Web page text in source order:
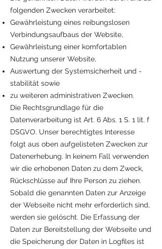
folgenden Zwecken verarbeitet:
Gewährleistung eines reibungslosen
Verbindungsaufbaus der Website,
Gewährleistung einer komfortablen
Nutzung unserer Website,
Auswertung der Systemsicherheit und -
stabilität sowie
zu weiteren administrativen Zwecken.
Die Rechtsgrundlage für die
Datenverarbeitung ist Art. 6 Abs. 1 S. 1 lit. f
DSGVO. Unser berechtigtes Interesse
folgt aus oben aufgelisteten Zwecken zur
Datenerhebung. In keinem Fall verwenden
wir die erhobenen Daten zu dem Zweck,
Rückschlüsse auf Ihre Person zu ziehen.
Sobald die genannten Daten zur Anzeige
der Webseite nicht mehr erforderlich sind,
werden sie gelöscht. Die Erfassung der
Daten zur Bereitstellung der Webseite und
die Speicherung der Daten in Logfiles ist